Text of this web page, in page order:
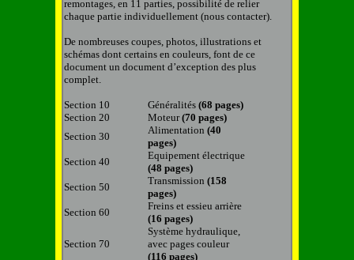
remontages, en 11 parties, possibilité de relier
chaque partie individuellement (nous contacter).
De nombreuses coupes, photos, illustrations et
schémas dont certains en couleurs, font de ce
document un document d’exception des plus
complet.
Section 10 Généralités (68 pages)
Section 20
Moteur(70 pages)
Section 30
Alimentation (40
pages)
Section 40
Equipement électrique
(48 pages)
Section 50
Transmission (158
pages)
Section 60
Freins et essieu arrière
(16 pages)
Section 70
Système hydraulique,
avec pages couleur
(116 pages)